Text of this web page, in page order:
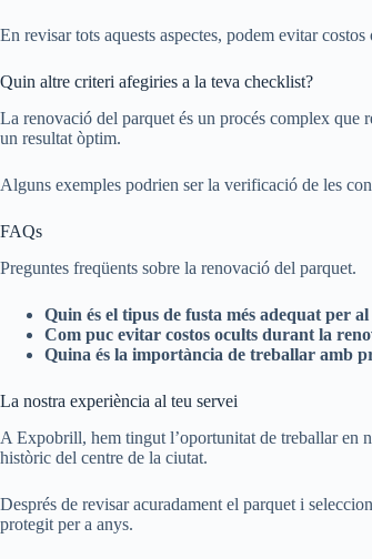
En revisar tots aquests aspectes, podem evitar
Quin altre criteri afegiries a la teva checklist?
La renovació del parquet és un procés complex que
un resultat òptim.
Alguns exemples podrien ser la verificació de les
FAQs
Preguntes freqüents sobre la renovació del parquet.
Quin és el tipus de fusta més adequat per
Com puc evitar costos ocults durant la
Quina és la importància de treballar amb
La nostra experiència al teu servei
A Expobrill, hem tingut l’oportunitat de treballar en
històric del centre de la ciutat.
Després de revisar acuradament el parquet i
protegit per a anys.